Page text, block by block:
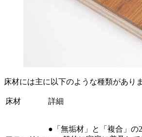
床材には主に以下のような種類がありま
床材 詳細
●「無垢材」と「複合」の